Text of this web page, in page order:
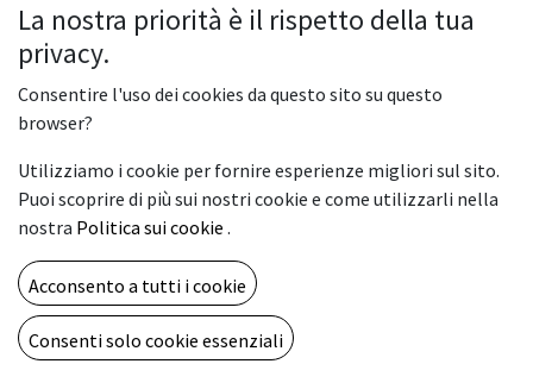
Macchina LM-S6040-50 incisione
e taglio laser CO2
Macchina per incisione e taglio laser CO2 a plotter da banco.
Per entrare nel mondo del taglio e della marcatura a laser.
Ottimo rapporto qualità/prezzo. Piccolo investimento.
Area di lavoro da 600 x 400 mm con sorgente CO2 da 50 W
Versione desktop, senza carrello.
Asse Z da 100 mm manuale.
La nostra priorità è il rispetto della tua
privacy.
Consentire l'uso dei cookies da questo sito su questo
browser?
Utilizziamo i cookie per fornire esperienze migliori sul sito.
Puoi scoprire di più sui nostri cookie e come utilizzarli nella
nostra Politica sui cookie .
Acconsento a tutti i cookie
Consenti solo cookie essenziali